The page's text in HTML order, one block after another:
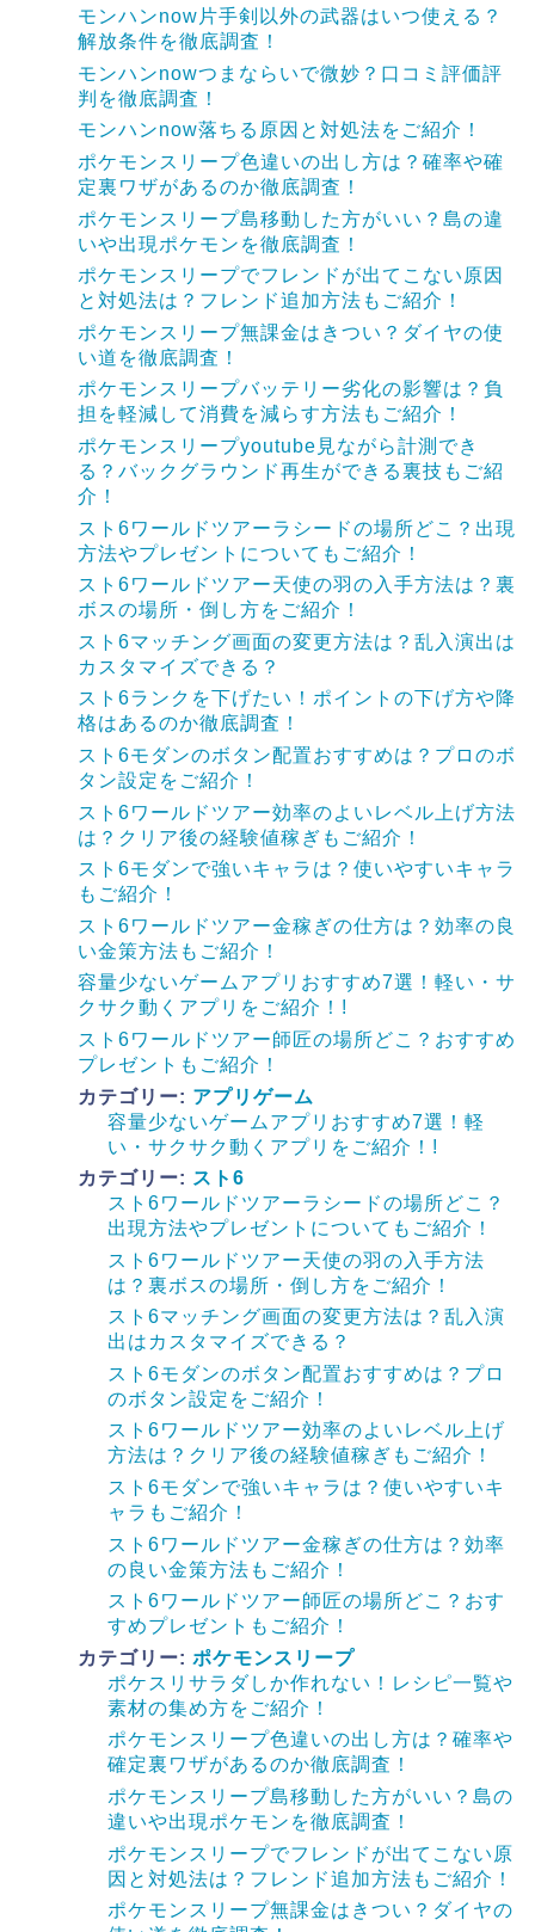
モンハンnow片手剣以外の武器はいつ使える？
解放条件を徹底調査！
モンハンnowつまならいで微妙？口コミ評価評
判を徹底調査！
モンハンnow落ちる原因と対処法をご紹介！
ポケモンスリープ色違いの出し方は？確率や確
定裏ワザがあるのか徹底調査！
ポケモンスリープ島移動した方がいい？島の違
いや出現ポケモンを徹底調査！
ポケモンスリープでフレンドが出てこない原因
と対処法は？フレンド追加方法もご紹介！
ポケモンスリープ無課金はきつい？ダイヤの使
い道を徹底調査！
ポケモンスリープバッテリー劣化の影響は？負
担を軽減して消費を減らす方法もご紹介！
ポケモンスリープyoutube見ながら計測でき
る？バックグラウンド再生ができる裏技もご紹
介！
スト6ワールドツアーラシードの場所どこ？出現
方法やプレゼントについてもご紹介！
スト6ワールドツアー天使の羽の入手方法は？裏
ボスの場所・倒し方をご紹介！
スト6マッチング画面の変更方法は？乱入演出は
カスタマイズできる？
スト6ランクを下げたい！ポイントの下げ方や降
格はあるのか徹底調査！
スト6モダンのボタン配置おすすめは？プロのボ
タン設定をご紹介！
スト6ワールドツアー効率のよいレベル上げ方法
は？クリア後の経験値稼ぎもご紹介！
スト6モダンで強いキャラは？使いやすいキャラ
もご紹介！
スト6ワールドツアー金稼ぎの仕方は？効率の良
い金策方法もご紹介！
容量少ないゲームアプリおすすめ7選！軽い・サ
クサク動くアプリをご紹介！!
スト6ワールドツアー師匠の場所どこ？おすすめ
プレゼントもご紹介！
カテゴリー: アプリゲーム
容量少ないゲームアプリおすすめ7選！軽
い・サクサク動くアプリをご紹介！!
カテゴリー: スト6
スト6ワールドツアーラシードの場所どこ？
出現方法やプレゼントについてもご紹介！
スト6ワールドツアー天使の羽の入手方法
は？裏ボスの場所・倒し方をご紹介！
スト6マッチング画面の変更方法は？乱入演
出はカスタマイズできる？
スト6モダンのボタン配置おすすめは？プロ
のボタン設定をご紹介！
スト6ワールドツアー効率のよいレベル上げ
方法は？クリア後の経験値稼ぎもご紹介！
スト6モダンで強いキャラは？使いやすいキ
ャラもご紹介！
スト6ワールドツアー金稼ぎの仕方は？効率
の良い金策方法もご紹介！
スト6ワールドツアー師匠の場所どこ？おす
すめプレゼントもご紹介！
カテゴリー: ポケモンスリープ
ポケスリサラダしか作れない！レシピ一覧や
素材の集め方をご紹介！
ポケモンスリープ色違いの出し方は？確率や
確定裏ワザがあるのか徹底調査！
ポケモンスリープ島移動した方がいい？島の
違いや出現ポケモンを徹底調査！
ポケモンスリープでフレンドが出てこない原
因と対処法は？フレンド追加方法もご紹介！
ポケモンスリープ無課金はきつい？ダイヤの